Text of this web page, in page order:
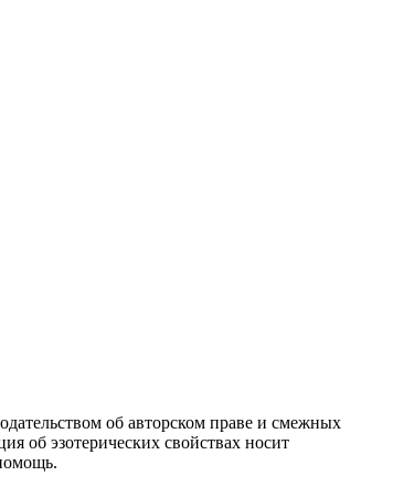
об авторском праве и смежных
об эзотерических свойствах носит